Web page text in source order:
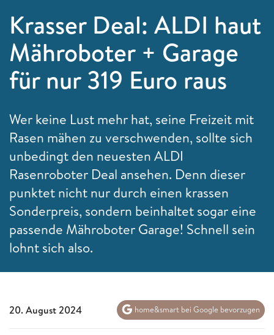
Krasser Deal: ALDI haut
Mähroboter + Garage
für nur 319 Euro raus
Wer keine Lust mehr hat, seine Freizeit mit
Rasen mähen zu verschwenden, sollte sich
unbedingt den neuesten ALDI
Rasenroboter Deal ansehen. Denn dieser
punktet nicht nur durch einen krassen
Sonderpreis, sondern beinhaltet sogar eine
passende Mähroboter Garage! Schnell sein
lohnt sich also.
20. August 2024 home&smart bei Google bevorzugen